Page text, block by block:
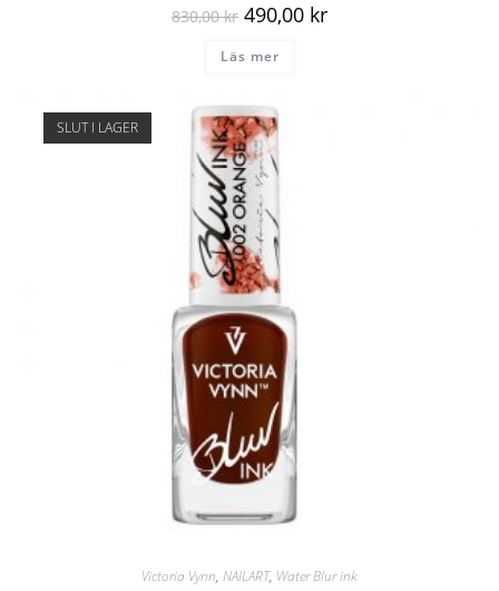
830,00kr 490,00 kr
Läs mer
SLUT I LAGER
Victoria Vynn, NAILART, Water Blur ink